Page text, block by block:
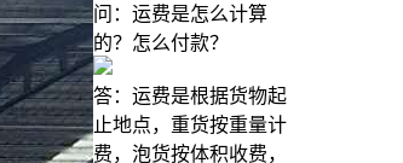
问：运费是怎么计算
的？怎么付款？
答：运费是根据货物起
止地点，重货按重量计
费，泡货按体积收费，